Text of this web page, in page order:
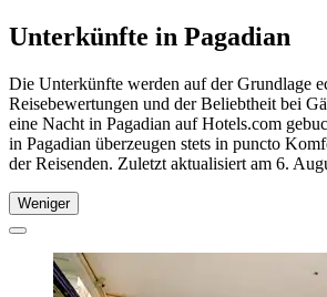
Unterkünfte in Pagadian
Die Unterkünfte werden auf der Grundlage
Reisebewertungen und der Beliebtheit bei
eine Nacht in Pagadian auf Hotels.com
in Pagadian überzeugen stets in puncto
der Reisenden. Zuletzt aktualisiert am 6.
Weniger